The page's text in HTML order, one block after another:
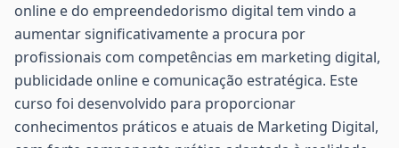
online e do empreendedorismo digital tem vindo a
aumentar significativamente a procura por
profissionais com competências em marketing digital,
publicidade online e comunicação estratégica. Este
curso foi desenvolvido para proporcionar
conhecimentos práticos e atuais de Marketing Digital,